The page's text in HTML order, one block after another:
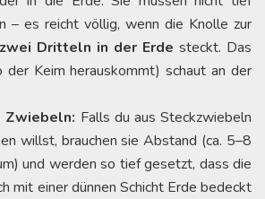
– es reicht völlig, wenn die Knolle zur
Dritteln in der Erde steckt. Das
Keim herauskommt) schaut an der
Zwiebeln: Falls du aus Steckzwiebeln
willst, brauchen sie Abstand (ca. 5–8
und werden so tief gesetzt, dass die
mit einer dünnen Schicht Erde bedeckt